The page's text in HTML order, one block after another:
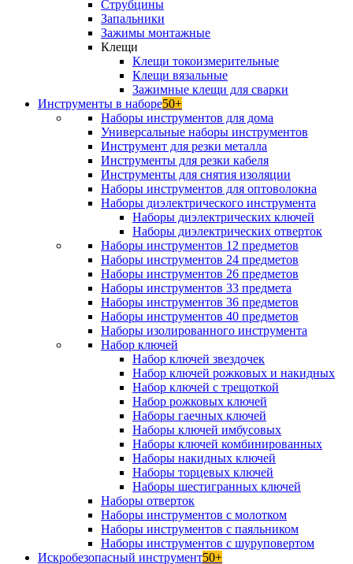
Струбцины
Запальники
Зажимы монтажные
Клещи
Клещи токоизмерительные
Клещи вязальные
Зажимные клещи для сварки
Инструменты в наборе50+
Наборы инструментов для дома
Универсальные наборы инструментов
Инструмент для резки металла
Инструменты для резки кабеля
Инструменты для снятия изоляции
Наборы инструментов для оптоволокна
Наборы диэлектрического инструмента
Наборы диэлектрических ключей
Наборы диэлектрических отверток
Наборы инструментов 12 предметов
Наборы инструментов 24 предметов
Наборы инструментов 26 предметов
Наборы инструментов 33 предмета
Наборы инструментов 36 предметов
Наборы инструментов 40 предметов
Наборы изолированного инструмента
Набор ключей
Набор ключей звездочек
Набор ключей рожковых и накидных
Набор ключей с трещоткой
Набор рожковых ключей
Наборы гаечных ключей
Наборы ключей имбусовых
Наборы ключей комбинированных
Наборы накидных ключей
Наборы торцевых ключей
Наборы шестигранных ключей
Наборы отверток
Наборы инструментов с молотком
Наборы инструментов с паяльником
Наборы инструментов с шуруповертом
Искробезопасный инструмент50+